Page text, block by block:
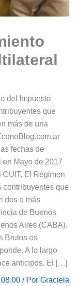
del Impuesto
que
más de una
fechas de
Mayo de 2017
El Régimen
contribuyentes que
dos o más
de Buenos
Aires (CABA).
Brutos es
A lo largo
anticipos. El […]
/ Por Graciela